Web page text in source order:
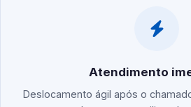
Atendimento
Deslocamento ágil após o